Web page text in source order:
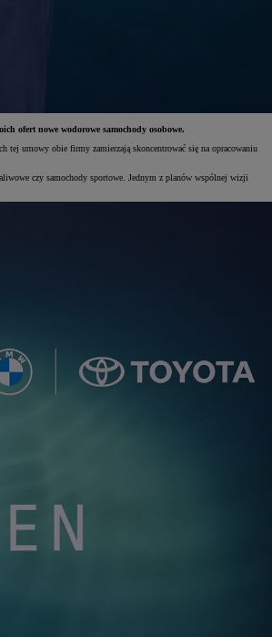
ofert nowe wodorowe samochody osobowe.
tej umowy obie firmy zamierzają skoncentrować się na opracowaniu
czy samochody sportowe. Jednym z planów wspólnej wizji